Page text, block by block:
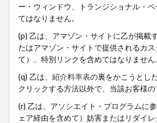
ー・ウィンドウ、トランジショナル・
てはなりません。
(p) 乙は、アマゾン・サイトに乙が掲載
たはアマゾン・サイトで提供されるカ
て）、特別リンクを含めてはなりません
(q) 乙は、 紹介料率表の裏をかこうとし
クリックする方法以外で、当該お客様
(r) 乙は、アソシエイト・プログラムに
ェア経由を含めて）妨害またはリダイ